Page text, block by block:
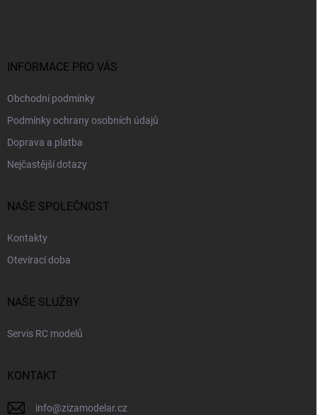
INFORMACE PRO VÁS
Obchodní podmínky
Podmínky ochrany osobních údajů
Doprava a platba
Nejčastější dotazy
NAŠE SPOLEČNOST
Kontakty
Otevírací doba
NAŠE SLUŽBY
Servis RC modelů
KONTAKT
info@zizamodelar.cz